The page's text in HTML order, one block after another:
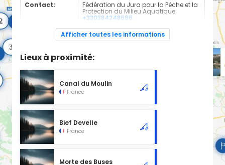
Contact:
Fédération du Jura pour la Pêche et la
Protection du Milieu Aquatique
+330384248696
Espèces de
Truite Fario
catégorie piscicole à cet emplacement.
Afficher toutes les informations
Lieux à proximité:
Canal du Moulin
France
Bief Develle
France
Morte des Buses